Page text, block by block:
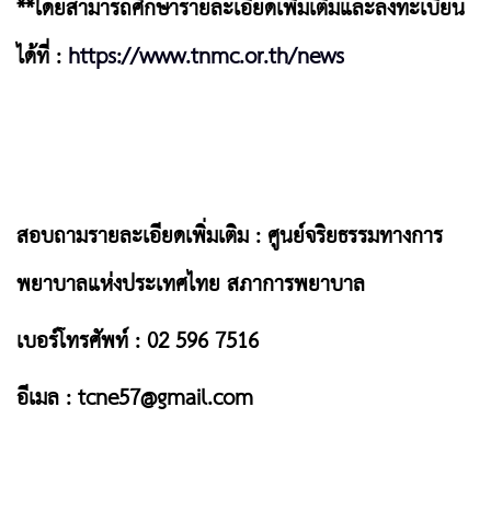
**โดยสามารถศึกษารายละเอียดเพิ่มเติมและลงทะเบียน
ได้ที่ :https://www.tnmc.or.th/news
สอบถามรายละเอียดเพิ่มเติม : ศูนย์จริยธรรมทางการ
พยาบาลแห่งประเทศไทย สภาการพยาบาล
เบอร์โทรศัพท์ : 02 596 7516
อีเมล :tcne57@gmail.com